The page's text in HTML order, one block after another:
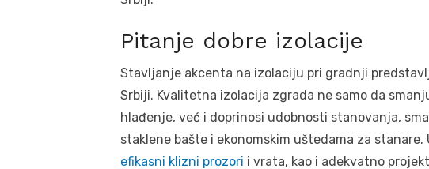
Pitanje dobre izolacije
Stavljanje akcenta na izolaciju pri gradnji
Srbiji. Kvalitetna izolacija zgrada ne samo da
hlađenje, već i doprinosi udobnosti stanovanja,
staklene bašte i ekonomskim uštedama za
efikasni klizni prozori i vrata, kao i adekvatno